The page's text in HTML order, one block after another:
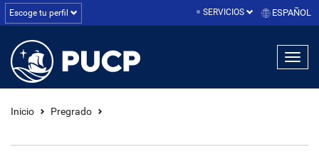
Escoge tu perfil SERVICIOS ESPAÑOL
Inicio Pregrado